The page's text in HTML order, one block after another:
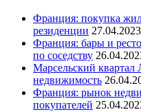
Франция: покупка
резиденции 27.04.2023
Франция: бары и
по соседству
Марсельский
недвижимость
Франция: рынок
покупателей